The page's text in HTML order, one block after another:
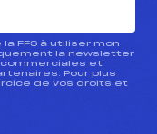
FFS à utiliser mon
la newsletter
commerciales et
Pour plus
de vos droits et